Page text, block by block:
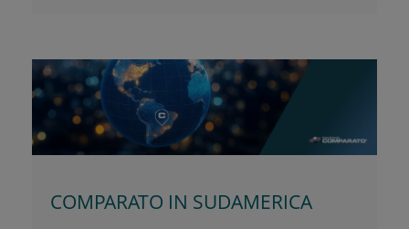
COMPARATO IN SUDAMERICA